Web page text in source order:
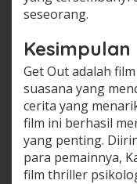
seseorang.
Kesimpulan
Get Out adalah
suasana yang
cerita yang
film ini berhasil
yang penting.
para pemainnya,
film thriller